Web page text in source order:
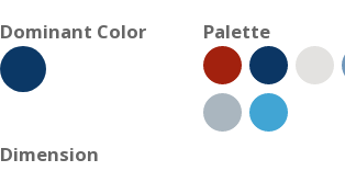
Dominant Color
Palette
Dimension